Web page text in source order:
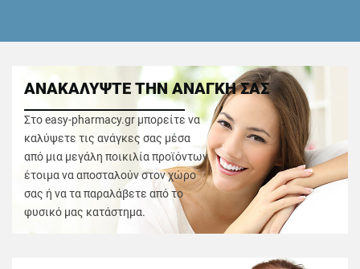
ΑΝΑΚΑΛΥΨΤΕ ΤΗΝ ΑΝΑΓΚΗ ΣΑΣ
Στο easy-pharmacy.gr μπορείτε να
καλύψετε τις ανάγκες σας μέσα
από μια μεγάλη ποικιλία προϊόντων
έτοιμα να αποσταλούν στον χώρο
σας ή να τα παραλάβετε από το
φυσικό μας κατάστημα.